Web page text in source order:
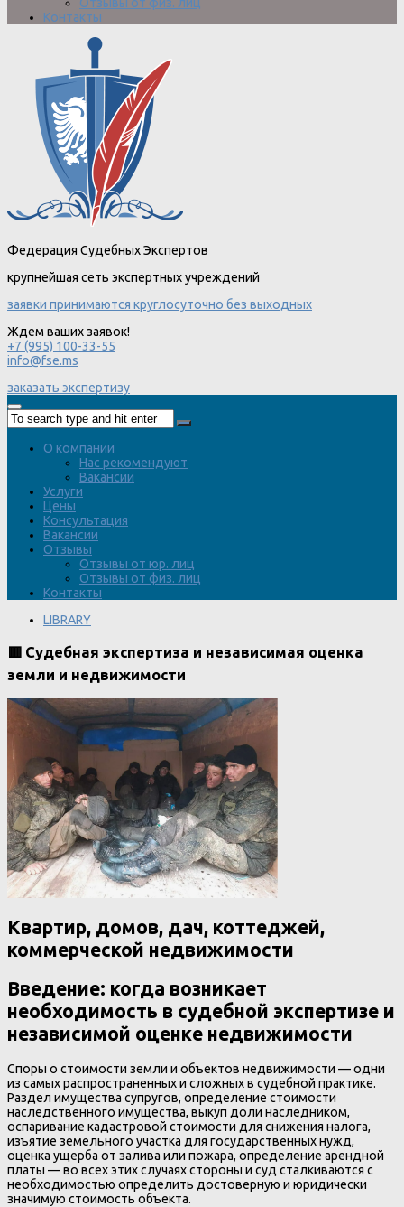
Отзывы от физ. лиц
Контакты
Федерация Судебных Экспертов
крупнейшая сеть экспертных учреждений
заявки принимаются круглосуточно без выходных
Ждем ваших заявок!
+7 (995) 100-33-55
info@fse.ms
заказать экспертизу
О компании
Нас рекомендуют
Вакансии
Услуги
Цены
Консультация
Вакансии
Отзывы
Отзывы от юр. лиц
Отзывы от физ. лиц
Контакты
LIBRARY
🟥 Судебная экспертиза и независимая оценка
земли и недвижимости
Квартир, домов, дач, коттеджей,
коммерческой недвижимости
Введение: когда возникает
необходимость в судебной экспертизе и
независимой оценке недвижимости
Споры о стоимости земли и объектов недвижимости — одни
из самых распространенных и сложных в судебной практике.
Раздел имущества супругов, определение стоимости
наследственного имущества, выкуп доли наследником,
оспаривание кадастровой стоимости для снижения налога,
изъятие земельного участка для государственных нужд,
оценка ущерба от залива или пожара, определение арендной
платы — во всех этих случаях стороны и суд сталкиваются с
необходимостью определить достоверную и юридически
значимую стоимость объекта.